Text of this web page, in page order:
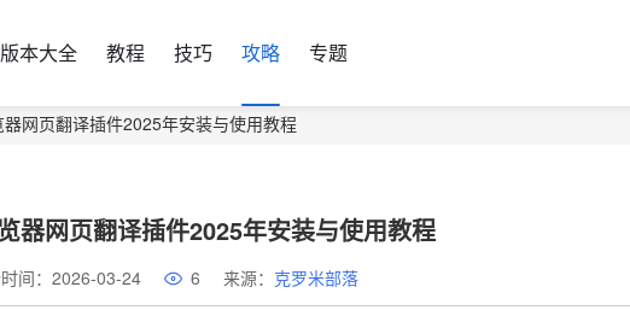
版本大全 教程 技巧 攻略 专题
网页翻译插件2025年安装与使用教程
器网页翻译插件2025年安装与使用教程
间：2026-03-24 6 来源： 克罗米部落